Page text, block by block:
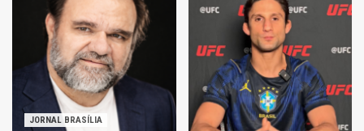
JORNAL BRASÍLIA